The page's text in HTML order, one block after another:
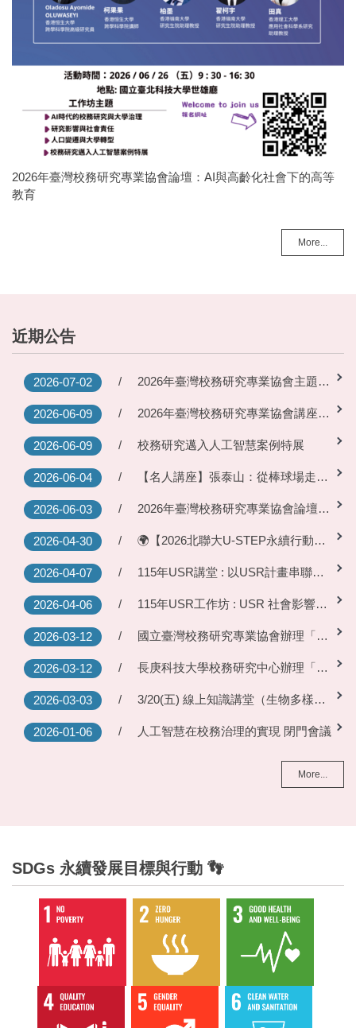
2026年臺灣校務研究專業協會論壇：AI與高齡化社會下的高等
教育
More...
近期公告
2026-07-02 2026年臺灣校務研究專業協會主題講座：建構校務智能——開發 IRIS 系統的經驗與啟示
2026-06-09 2026年臺灣校務研究專業協會講座：讓 AI 更像人類受試者——小群體模擬的力量
2026-06-09 校務研究邁入人工智慧案例特展
2026-06-04 【名人講座】張泰山：從棒球場走入小朋友的青春時光
2026-06-03 2026年臺灣校務研究專業協會論壇：AI與高齡化社會下的高等教育
2026-04-30 🌍【2026北聯大U-STEP永續行動獎開跑！】AI × ESG 創新實踐競賽 熱烈徵件中！
2026-04-07 115年USR講堂 : 以USR計畫串聯行政與教學 —— 中山大學的校園永續實踐經驗
2026-04-06 115年USR工作坊 : USR 社會影響力盤點與 SROI 成效評估導入
2026-03-12 國立臺灣校務研究專業協會辦理「校務研究國際交流系列講座」
2026-03-12 長庚科技大學校務研究中心辦理「校務研究共學實作坊」之活動
2026-03-03 3/20(五) 線上知識講堂（生物多樣性暨自然碳匯）
2026-01-06 人工智慧在校務治理的實現 閉門會議
More...
SDGs 永續發展目標與行動 👣